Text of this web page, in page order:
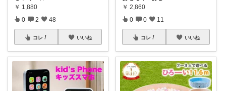
￥ 1,880
0 2 48
コレ いいね
￥ 2,860
0 0 11
コレ いいね